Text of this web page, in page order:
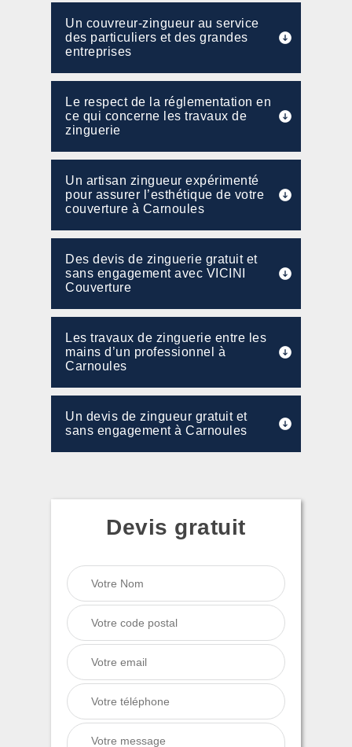
Un couvreur-zingueur au service
des particuliers et des grandes
entreprises
Le respect de la réglementation en
ce qui concerne les travaux de
zinguerie
Un artisan zingueur expérimenté
pour assurer l’esthétique de votre
couverture à Carnoules
Des devis de zinguerie gratuit et
sans engagement avec VICINI
Couverture
Les travaux de zinguerie entre les
mains d’un professionnel à
Carnoules
Un devis de zingueur gratuit et
sans engagement à Carnoules
Devis gratuit